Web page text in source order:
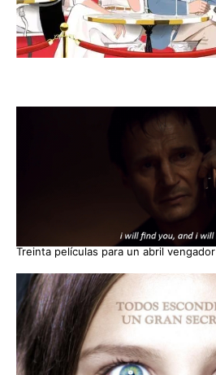
Treinta películas para un abril vengador